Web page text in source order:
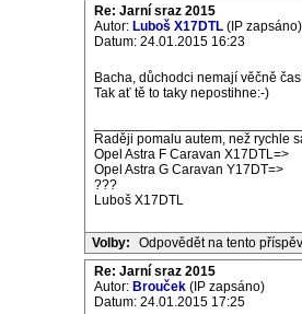
Re: Jarní sraz 2015
Autor: Luboš X17DTL (IP zapsáno)
Datum: 24.01.2015 16:23
Bacha, důchodci nemají věčně
Tak ať tě to taky nepostihne:-)
Raději pomalu autem, než rychle
Opel Astra F Caravan X17DTL=>
Opel Astra G Caravan Y17DT=>
???
Luboš X17DTL
Volby: Odpovědět na tento
Re: Jarní sraz 2015
Autor: Brouček (IP zapsáno)
Datum: 24.01.2015 17:25